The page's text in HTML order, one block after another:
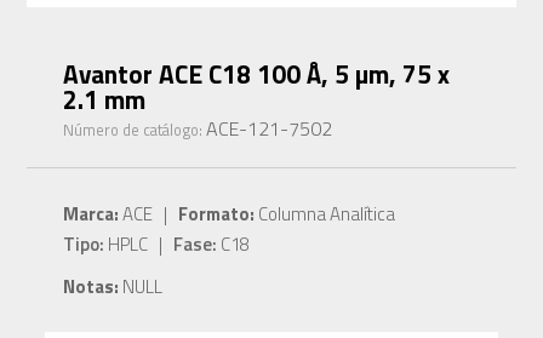
Avantor ACE C18 100 Å, 5 µm, 75 x
2.1 mm
Número de catálogo:ACE-121-7502
Marca:ACE | Formato: Columna Analítica
Tipo: HPLC | Fase: C18
Notas: NULL